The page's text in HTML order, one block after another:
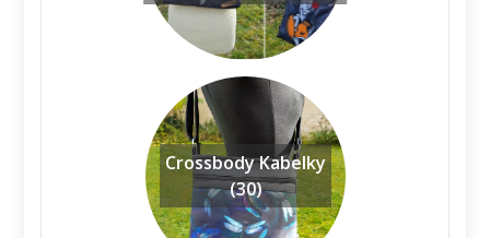
Crossbody Kabelky
(30)